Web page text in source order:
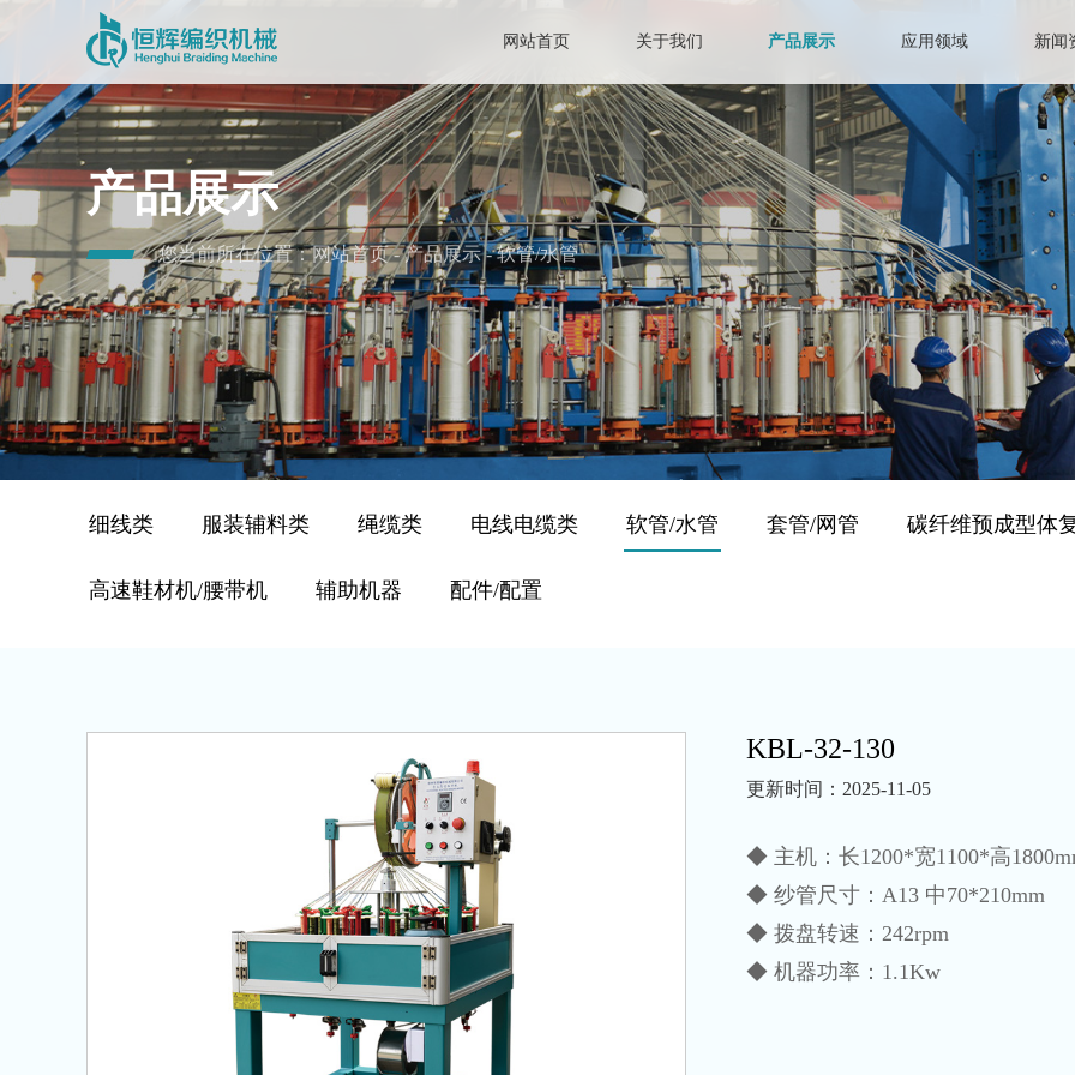
网站首页 关于我们 产品展示 应用领域 新闻
产品展示
您当前所在位置：网站首页-产品展示-软管/水管
细线类 服装辅料类 绳缆类 电线电缆类 软管/水管 套管/网管 碳纤维预成型体
高速鞋材机/腰带机 辅助机器 配件/配置
KBL-32-130
更新时间：2025-11-05
◆ 主机：长1200*宽1100*高
◆ 纱管尺寸：A13 中70*210mm
◆ 拨盘转速：242rpm
◆ 机器功率：1.1Kw